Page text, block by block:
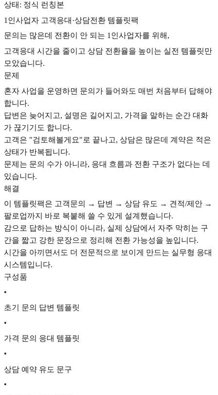
상태: 정식 런칭본
1인사업자 고객응대·상담전환 템플릿팩
문의는 많은데 전환이 안 되는 1인사업자를 위해,
고객응대 시간을 줄이고 상담 전환율을 높이는 실전 템플릿만
모았습니다.
문제
혼자 사업을 운영하면 문의가 들어와도 매번 처음부터 답해야
합니다.
답변은 늦어지고, 설명은 길어지고, 가격을 말하는 순간 대화
가 끊기기도 합니다.
고객은 "검토해볼게요"로 끝나고, 상담은 많은데 계약은 적은
상태가 반복됩니다.
문제는 문의 수가 아니라, 응대 흐름과 전환 구조가 없다는 데
있습니다.
해결
이 템플릿팩은 고객문의 → 답변 → 상담 유도 → 견적/제안 →
팔로업까지 바로 복붙해 쓸 수 있게 설계했습니다.
감으로 답하는 방식이 아니라, 실제 상담에서 자주 막히는 구
간을 짧고 강한 문장으로 정리해 전환 가능성을 높입니다.
시간을 아끼면서도 더 전문적으로 보이게 만드는 실무형 응대
시스템입니다.
구성품
•
초기 문의 답변 템플릿
•
가격 문의 응대 템플릿
•
상담 예약 유도 문구
•